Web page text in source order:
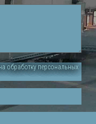
обработку персональных